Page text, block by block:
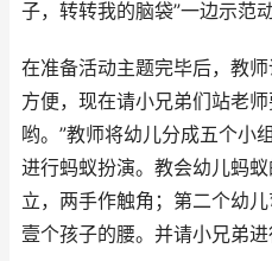
子，转转我的脑袋”一边示范动
在准备活动主题完毕后，教
方便，现在请小兄弟们站老
哟。”教师将幼儿分成五个小
进行蚂蚁扮演。教会幼儿蚂
立，两手作触角；第二个幼
壹个孩子的腰。并请小兄弟进